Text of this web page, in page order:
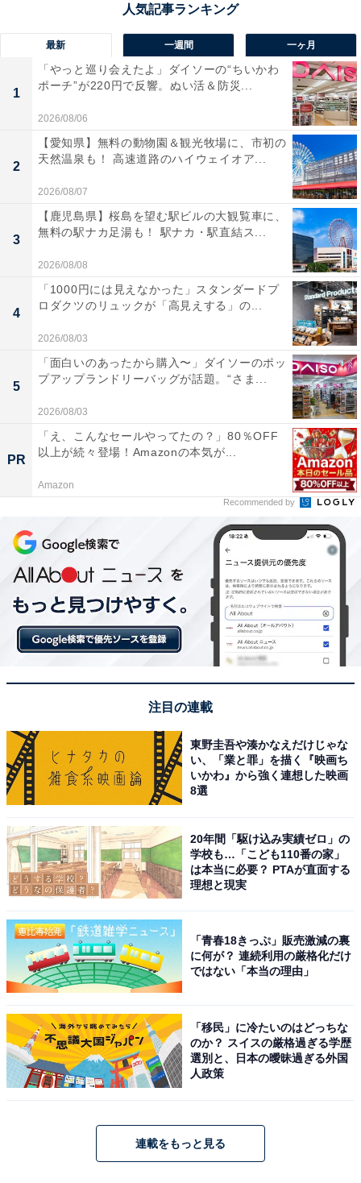
佐世保バーガーやレモンステーキなど、佐世保のご当地
グルメを堪能できる道の駅。観光客に大人気のお土産が
充実し、佐世保観光の立ち寄りスポットとして外せない
存在です。
回答者からは「九十九島の魚介類、長崎和牛など、佐世
保ならではのお土産が豊富にあるから」（50代男性／大
分県）、「焼き物や地酒、お茶など豊富な種類のお土産
を取り扱っていそうだと思うからです」（30代女性／宮
城県）、「佐世保バーガー関連商品や海産物、地元スイ
ーツなど種類が豊富。観光地らしい賑わいもあり、選ぶ
楽しさがあるから」（50代女性／兵庫県）といった声が
集まりました。
※回答者からのコメントは原文ママです
All About ニュースの編集者。オールアバウトに入社後、SNSトレン
ドにフォーカスした記事執筆やSEOライティングの経験を経て、の
ちにAll About ニュースチームのメンバーに加入。現在は旅行・カル
チャー・エンタメなどを中心に企画編集を担当。東京都出身。居酒
屋巡りとスポーツ観戦が生きがい。
...続きを読む
次ページ 10位までのランキング結果を見る
こちらもおすすめ
お土産が充実していると思う「大分県の道の
は？【2025年調査】
1 2
最新 一週間 一ヶ月
1
「やっと巡り会えたよ」ダイソーの“ちいかわ
ポーチ”が220円で反響。ぬい活＆防災...
2026/08/06
2
【愛知県】無料の動物園＆観光牧場に、市初の
天然温泉も！ 高速道路のハイウェイオア...
2026/08/07
3
【鹿児島県】桜島を望む駅ビルの大観覧車に、
無料の駅ナカ足湯も！ 駅ナカ・駅直結ス...
2026/08/08
4
「1000円には見えなかった」スタンダードプ
ロダクツのリュックが「高見えする」の...
2026/08/03
5
「面白いのあったから購入〜」ダイソーのポッ
プアップランドリーバッグが話題。“さま...
2026/08/03
PR
「え、こんなセールやってたの？」80％OFF
以上が続々登場！Amazonの本気が...
Amazon
Recommended by
注目の連載
東野圭吾や湊かなえだけじゃな
い、「業と罪」を描く『映画ち
いかわ』から強く連想した映画
8選
20年間「駆け込み実績ゼロ」の
学校も…「こども110番の家」
は本当に必要？ PTAが直面する
理想と現実
「青春18きっぷ」販売激減の裏
に何が？ 連続利用の厳格化だけ
ではない「本当の理由」
「移民」に冷たいのはどっちな
のか？ スイスの厳格過ぎる学歴
選別と、日本の曖昧過ぎる外国
人政策
連載をもっと見る